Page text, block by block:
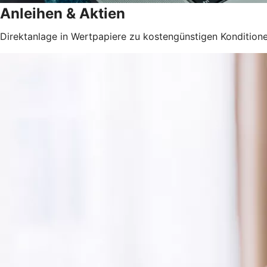
Anleihen & Aktien
Direktanlage in Wertpapiere zu kostengünstigen